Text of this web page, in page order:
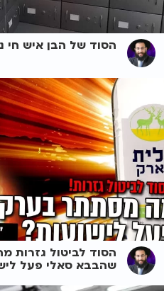
הסוד של הבן איש חי
הסוד לביטול גזרות
שהבבא סאלי פעל